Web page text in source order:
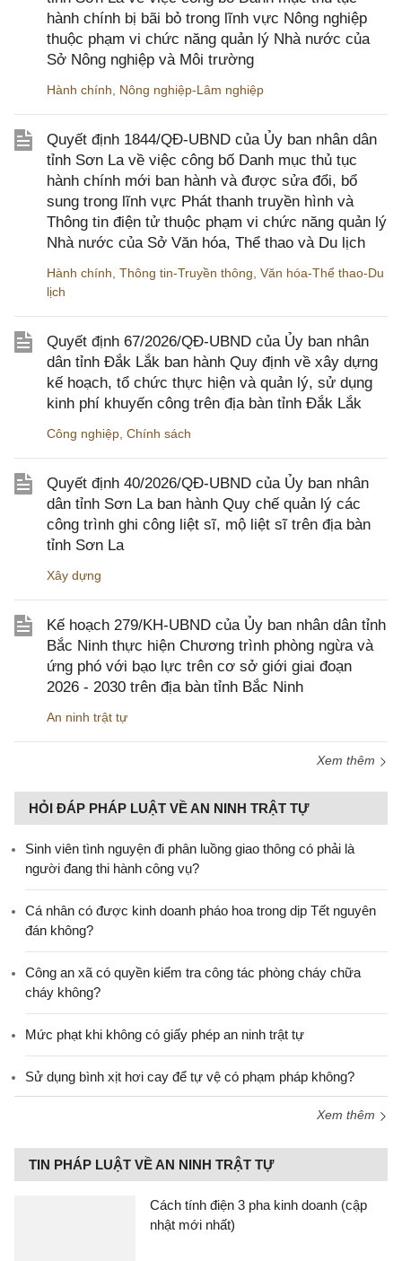
hành chính bị bãi bỏ trong lĩnh vực Nông nghiệp
thuộc phạm vi chức năng quản lý Nhà nước của
Sở Nông nghiệp và Môi trường
Hành chính, Nông nghiệp-Lâm nghiệp
Quyết định 1844/QĐ-UBND của Ủy ban nhân dân
tỉnh Sơn La về việc công bố Danh mục thủ tục
hành chính mới ban hành và được sửa đổi, bổ
sung trong lĩnh vực Phát thanh truyền hình và
Thông tin điện tử thuộc phạm vi chức năng quản lý
Nhà nước của Sở Văn hóa, Thể thao và Du lịch
Hành chính, Thông tin-Truyền thông, Văn hóa-Thể thao-Du
lịch
Quyết định 67/2026/QĐ-UBND của Ủy ban nhân
dân tỉnh Đắk Lắk ban hành Quy định về xây dựng
kế hoạch, tổ chức thực hiện và quản lý, sử dụng
kinh phí khuyến công trên địa bàn tỉnh Đắk Lắk
Công nghiệp, Chính sách
Quyết định 40/2026/QĐ-UBND của Ủy ban nhân
dân tỉnh Sơn La ban hành Quy chế quản lý các
công trình ghi công liệt sĩ, mộ liệt sĩ trên địa bàn
tỉnh Sơn La
Xây dựng
Kế hoạch 279/KH-UBND của Ủy ban nhân dân tỉnh
Bắc Ninh thực hiện Chương trình phòng ngừa và
ứng phó với bạo lực trên cơ sở giới giai đoạn
2026 - 2030 trên địa bàn tỉnh Bắc Ninh
An ninh trật tự
Xem thêm
HỎI ĐÁP PHÁP LUẬT VỀ AN NINH TRẬT TỰ
Sinh viên tình nguyện đi phân luồng giao thông có phải là
người đang thi hành công vụ?
Cá nhân có được kinh doanh pháo hoa trong dịp Tết nguyên
đán không?
Công an xã có quyền kiểm tra công tác phòng cháy chữa
cháy không?
Mức phạt khi không có giấy phép an ninh trật tự
Sử dụng bình xịt hơi cay để tự vệ có phạm pháp không?
Xem thêm
TIN PHÁP LUẬT VỀ AN NINH TRẬT TỰ
Cách tính điện 3 pha kinh doanh (cập
nhật mới nhất)